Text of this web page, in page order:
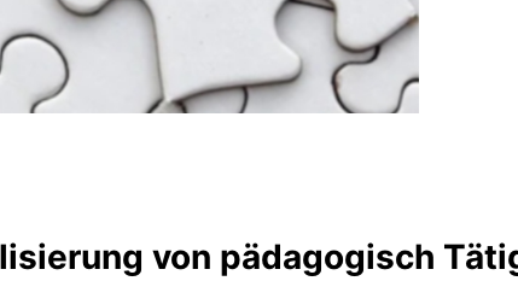
von pädagogisch